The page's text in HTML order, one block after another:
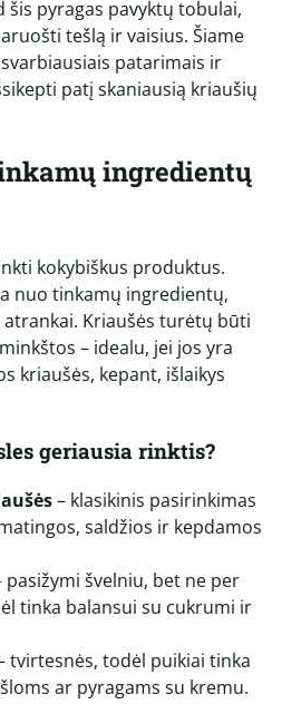
pyragas pavyktų tobulai,
tešlą ir vaisius. Šiame
patarimais ir
patį skaniausią kriaušių
ingredientų
kokybiškus produktus.
nuo tinkamų ingredientų,
Kriaušės turėtų būti
– idealu, jei jos yra
kriaušės, kepant, išlaikys
geriausia rinktis?
– klasikinis pasirinkimas
saldžios ir kepdamos
pasižymi švelniu, bet ne per
tinka balansui su cukrumi ir
tvirtesnės, todėl puikiai tinka
ar pyragams su kremu.